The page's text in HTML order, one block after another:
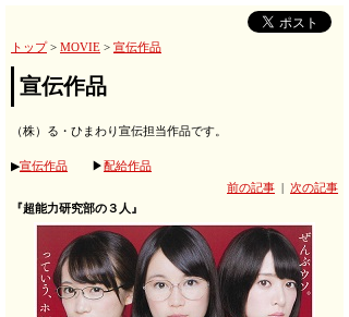
トップ> MOVIE > 宣伝作品
宣伝作品
（株）る・ひまわり宣伝担当作品です。
▶宣伝作品 ▶配給作品
前の記事
次の記事
『超能力研究部の３人』